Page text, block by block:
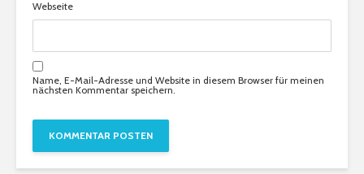
Webseite
Name, E-Mail-Adresse und Website in diesem Browser für meinen
nächsten Kommentar speichern.